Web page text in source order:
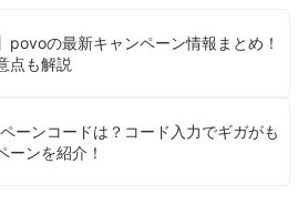
povoの最新キャンペーン情報まとめ！
点も解説
ーンコードは？コード入力でギガがも
ーンを紹介！